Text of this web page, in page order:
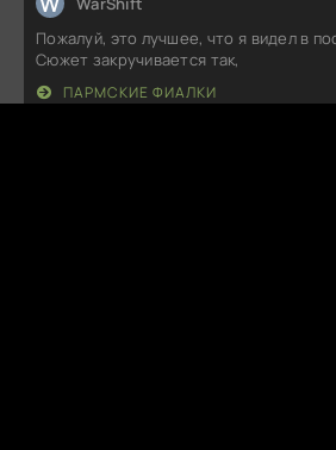
Пожалуй, это лучшее, что я видел в
Сюжет закручивается так,
ПАРМСКИЕ ФИАЛКИ